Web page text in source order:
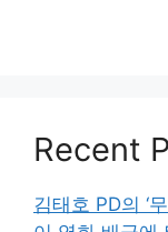
Recent
김태호 PD의 ‘